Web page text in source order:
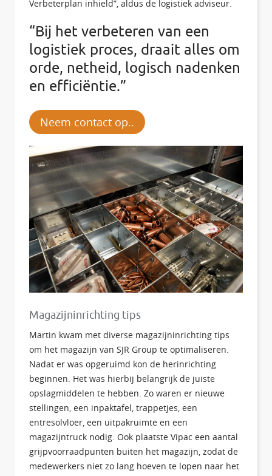
Verbeterplan inhield”, aldus de logistiek adviseur.
“Bij het verbeteren van een
logistiek proces, draait alles om
orde, netheid, logisch nadenken
en efficiëntie.”
Neem contact op..
Magazijninrichting tips
Martin kwam met diverse magazijninrichting tips
om het magazijn van SJR Group te optimaliseren.
Nadat er was opgeruimd kon de herinrichting
beginnen. Het was hierbij belangrijk de juiste
opslagmiddelen te hebben. Zo waren er nieuwe
stellingen, een inpaktafel, trappetjes, een
entresolvloer, een uitpakruimte en een
magazijntruck nodig. Ook plaatste Vipac een aantal
grijpvoorraadpunten buiten het magazijn, zodat de
medewerkers niet zo lang hoeven te lopen naar het